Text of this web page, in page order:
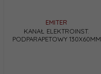
EMITER
KANAŁ ELEKTROINST.
PODPARAPETOWY 130X60MM